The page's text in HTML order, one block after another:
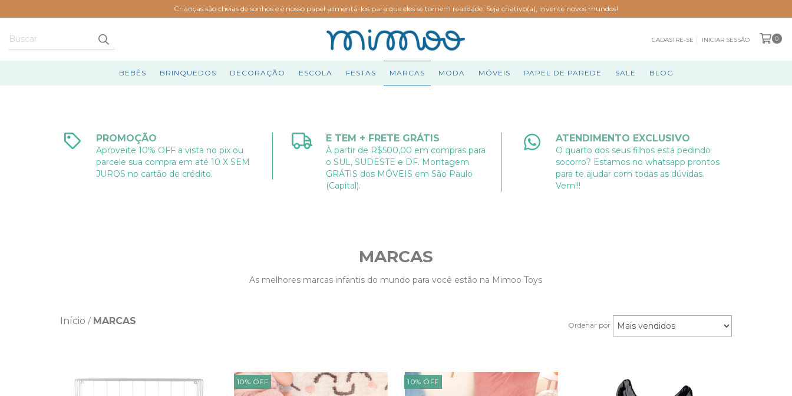
Crianças são cheias de sonhos e é nosso papel alimentá-los para que eles se tornem realidade. Seja criativo(a), invente novos mundos!
CADASTRE-SE INICIAR SESSÃO 0
BEBÊS BRINQUEDOS DECORAÇÃO ESCOLA FESTAS MARCAS MODA MÓVEIS PAPEL DE PAREDE SALE BLOG
PROMOÇÃO
Aproveite 10% OFF à vista no pix ou
parcele sua compra em até 10 X SEM
JUROS no cartão de crédito.
E TEM + FRETE GRÁTIS
À partir de R$500,00 em compras para
o SUL, SUDESTE e DF. Montagem
GRÁTIS dos MÓVEIS em São Paulo
(Capital).
ATENDIMENTO EXCLUSIVO
O quarto dos seus filhos está pedindo
socorro? Estamos no whatsapp prontos
para te ajudar com todas as dúvidas.
Vem!!!
MARCAS
As melhores marcas infantis do mundo para você estão na Mimoo Toys
Início / MARCAS Ordenar por
10% OFF 10% OFF